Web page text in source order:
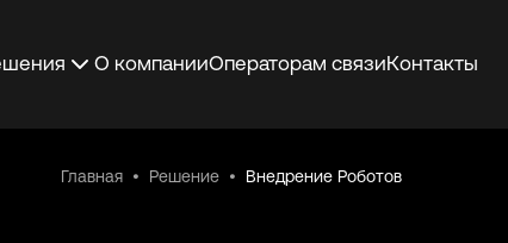
О компанииОператорам связиКонтакты
Главная Решение Внедрение Роботов